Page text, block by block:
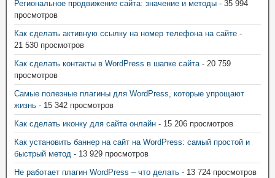
Региональное продвижение сайта: значение и методы - 35 994
просмотров
Как сделать активную ссылку на номер телефона на сайте -
21 530 просмотров
Как сделать контакты в WordPress в шапке сайта - 20 759
просмотров
Самые полезные плагины для WordPress, которые упрощают
жизнь - 15 342 просмотров
Как сделать иконку для сайта онлайн - 15 206 просмотров
Как установить баннер на сайт на WordPress: самый простой и
быстрый метод - 13 929 просмотров
Не работает плагин WordPress – что делать - 13 724 просмотров